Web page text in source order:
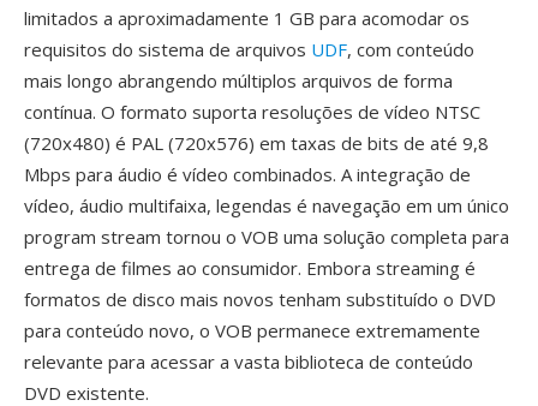
limitados a aproximadamente 1 GB para acomodar os
requisitos do sistema de arquivos UDF, com conteúdo
mais longo abrangendo múltiplos arquivos de forma
contínua. O formato suporta resoluções de vídeo NTSC
(720x480) é PAL (720x576) em taxas de bits de até 9,8
Mbps para áudio é vídeo combinados. A integração de
vídeo, áudio multifaixa, legendas é navegação em um único
program stream tornou o VOB uma solução completa para
entrega de filmes ao consumidor. Embora streaming é
formatos de disco mais novos tenham substituído o DVD
para conteúdo novo, o VOB permanece extremamente
relevante para acessar a vasta biblioteca de conteúdo
DVD existente.